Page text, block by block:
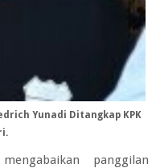
Yunadi Ditangkap KPK
mengabaikan panggilan